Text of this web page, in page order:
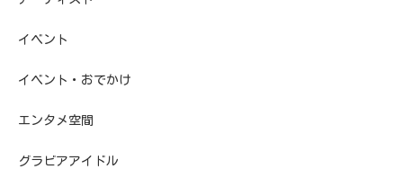
イベント
イベント・おでかけ
エンタメ空間
グラビアアイドル